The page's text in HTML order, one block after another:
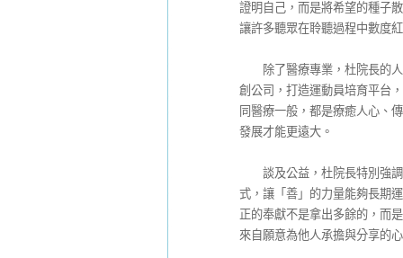
證明自己，而是將希望的種子
讓許多聽眾在聆聽過程中數度
除了醫療專業，杜院長的人
創公司，打造運動員培育平台
同醫療一般，都是療癒人心、
發展才能更遠大。
談及公益，杜院長特別強調
式，讓「善」的力量能夠長期
正的奉獻不是拿出多餘的，而
來自願意為他人承擔與分享的